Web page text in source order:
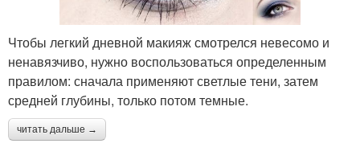
Чтобы легкий дневной макияж смотрелся невесомо и
ненавязчиво, нужно воспользоваться определенным
правилом: сначала применяют светлые тени, затем
средней глубины, только потом темные.
читать дальше →